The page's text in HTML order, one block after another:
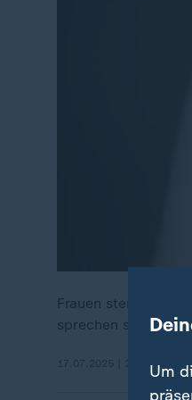
Frauen sterben
sprechen selten
17.07.2025 | 29:44 min
Um